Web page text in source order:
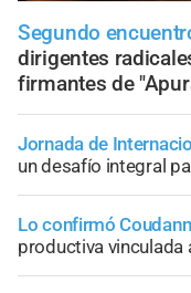
Segundo
dirigentes
firmantes de
Jornada de
un desafío integral
Lo confirmó
productiva vinculada